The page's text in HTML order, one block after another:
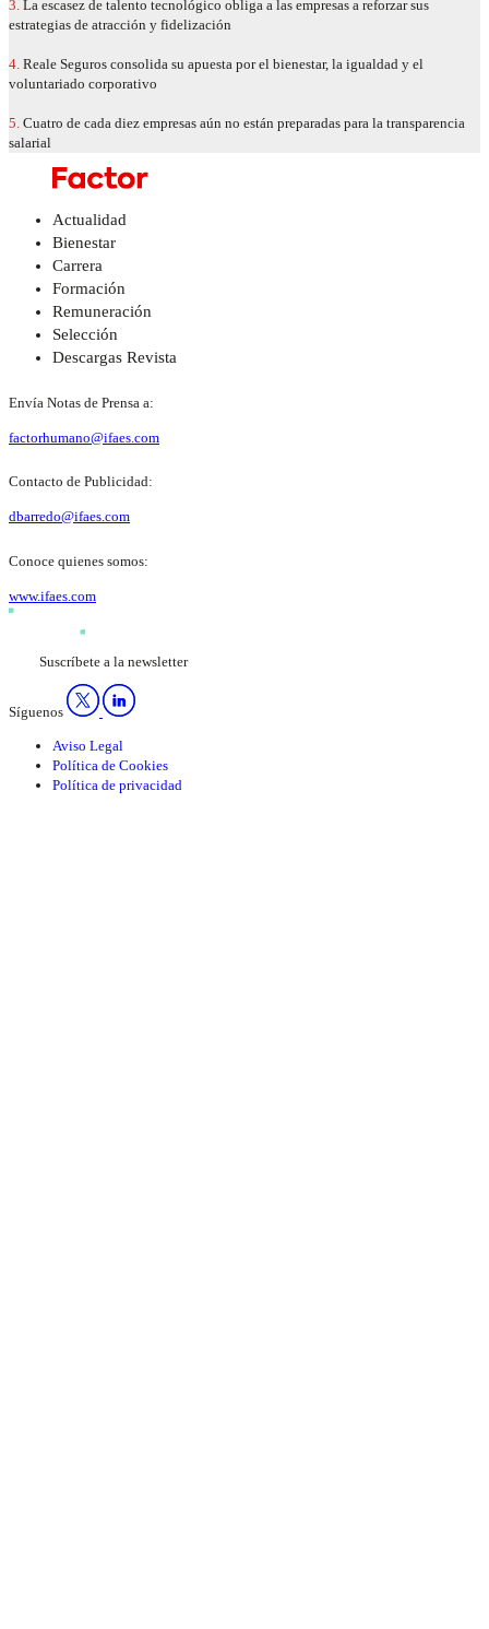
3. La escasez de talento tecnológico obliga a las empresas a reforzar sus
estrategias de atracción y fidelización
4. Reale Seguros consolida su apuesta por el bienestar, la igualdad y el
voluntariado corporativo
5. Cuatro de cada diez empresas aún no están preparadas para la transparencia
salarial
Actualidad
Bienestar
Carrera
Formación
Remuneración
Selección
Descargas Revista
Envía Notas de Prensa a:
factorhumano@ifaes.com
Contacto de Publicidad:
dbarredo@ifaes.com
Conoce quienes somos:
www.ifaes.com
Suscríbete a la newsletter
Síguenos
Aviso Legal
Política de Cookies
Política de privacidad